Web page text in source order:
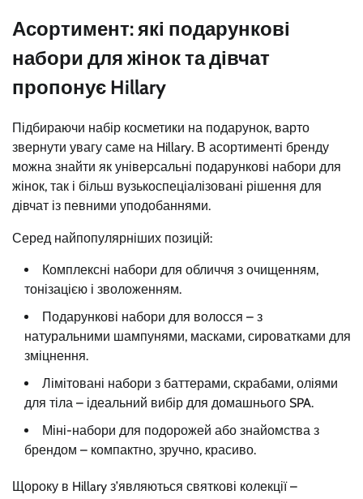
Асортимент: які подарункові
набори для жінок та дівчат
пропонує Hillary
Підбираючи набір косметики на подарунок, варто
звернути увагу саме на Hillary. В асортименті бренду
можна знайти як універсальні подарункові набори для
жінок, так і більш вузькоспеціалізовані рішення для
дівчат із певними уподобаннями.
Серед найпопулярніших позицій:
Комплексні набори для обличчя з очищенням,
тонізацією і зволоженням.
Подарункові набори для волосся – з
натуральними шампунями, масками, сироватками для
зміцнення.
Лімітовані набори з баттерами, скрабами, оліями
для тіла – ідеальний вибір для домашнього SPA.
Міні-набори для подорожей або знайомства з
брендом – компактно, зручно, красиво.
Щороку в Hillary з’являються святкові колекції –